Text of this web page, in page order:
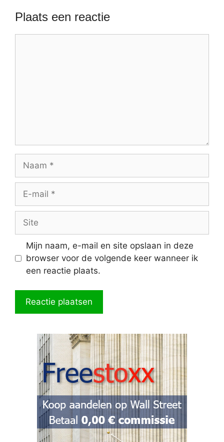
Plaats een reactie
Naam
Site
Mijn naam, e-mail en site opslaan in deze
browser voor de volgende keer wanneer ik
een reactie plaats.